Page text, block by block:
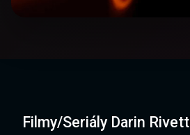
Filmy/Seriály Darin